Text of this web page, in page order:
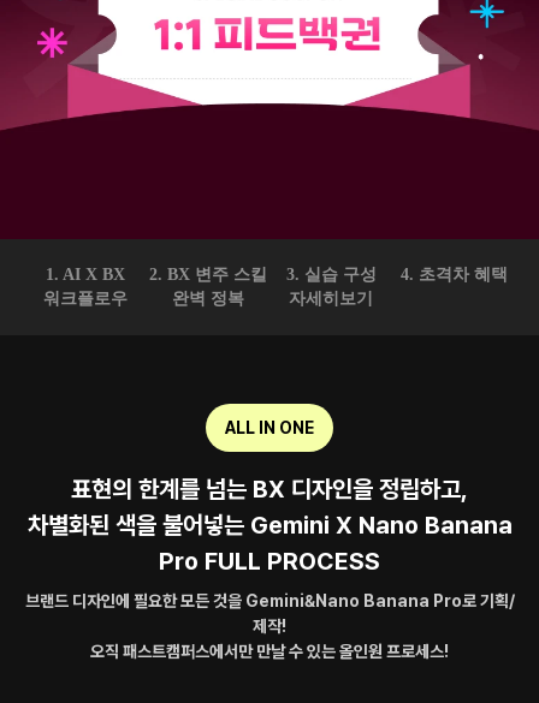
1. AI X BX
워크플로우
2. BX 변주 스킬
완벽 정복
3. 실습 구성
자세히보기
4. 초격차 혜택
ALL IN ONE
표현의 한계를 넘는 BX 디자인을 정립하고,
차별화된 색을 불어넣는 Gemini X Nano Banana
Pro FULL PROCESS
브랜드 디자인에 필요한 모든 것을 Gemini&Nano Banana Pro로 기획/
제작!
오직 패스트캠퍼스에서만 만날 수 있는 올인원 프로세스!